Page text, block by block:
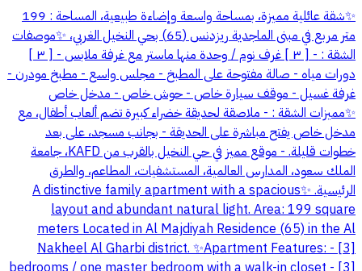
✨شقة عائلية مميزة، بمساحة واسعة وإضاءة طبيعية، المساحة : 199
متر مربع في مبنى الماجدية ريزدنس (65) بحي النخيل الغربي، ✨موصفات
الشقة : - [ ٣ ] غرف نوم / وحدة منها ماستر مع غرفة ملابس - [ ٣ ]
دورات مياه - صالة مفتوحة على المطبخ - مجلس واسع - مطبخ مودرن -
غرفة غسيل - موقف سيارة خاص - حوش خاص - مدخل خاص
✨مميزات الشقة : - ملاصقة لحديقة خضراء كبيرة تضم ألعاب أطفال، مع
مدخل خاص يفتح مباشرة على الحديقة - بجانب مسجد، على بعد
خطوات قليلة. - موقع مميز في حي النخيل بالقرب من KAFD، جامعة
الملك سعود، المدارس العالمية، المستشفيات، المطاعم، والطرق
الرئيسية. ✨A distinctive family apartment with a spacious
layout and abundant natural light. Area: 199 square
meters Located in Al Majdiyah Residence (65) in the Al
Nakheel Al Gharbi district. ✨Apartment Features: - [3]